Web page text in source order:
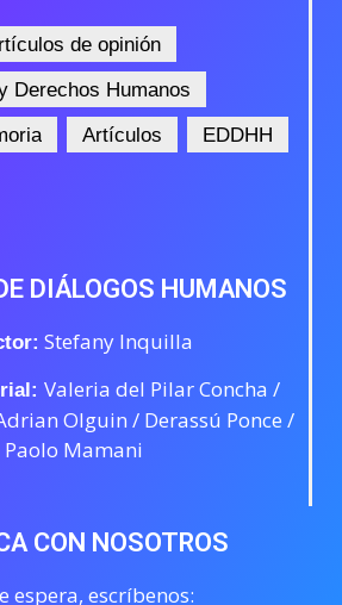
de opinión
Derechos Humanos
Artículos EDDHH
DIÁLOGOS HUMANOS
Stefany Inquilla
Valeria del Pilar Concha /
Olguin / Derassú Ponce /
Paolo Mamani
CON NOSOTROS
espera, escríbenos: